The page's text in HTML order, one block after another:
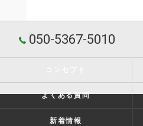
050-5367-5010
よくある質問
新着情報